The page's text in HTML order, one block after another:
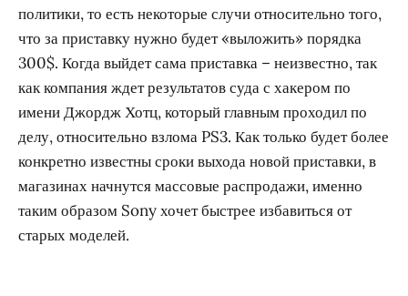
политики, то есть некоторые случи относительно того,
что за приставку нужно будет «выложить» порядка
300$. Когда выйдет сама приставка – неизвестно, так
как компания ждет результатов суда с хакером по
имени Джордж Хотц, который главным проходил по
делу, относительно взлома PS3. Как только будет более
конкретно известны сроки выхода новой приставки, в
магазинах начнутся массовые распродажи, именно
таким образом Sony хочет быстрее избавиться от
старых моделей.